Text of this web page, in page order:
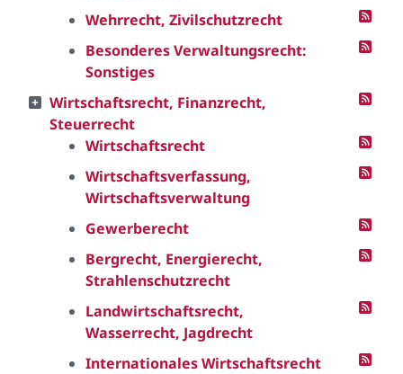
Wehrrecht, Zivilschutzrecht
Besonderes Verwaltungsrecht:
Sonstiges
Wirtschaftsrecht, Finanzrecht,
Steuerrecht
Wirtschaftsrecht
Wirtschaftsverfassung,
Wirtschaftsverwaltung
Gewerberecht
Bergrecht, Energierecht,
Strahlenschutzrecht
Landwirtschaftsrecht,
Wasserrecht, Jagdrecht
Internationales Wirtschaftsrecht